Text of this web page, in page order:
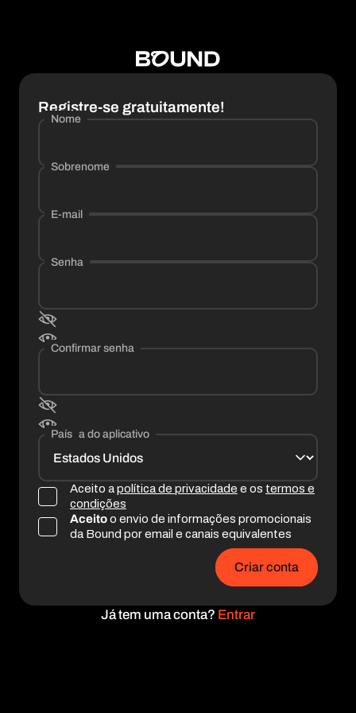
Registre-se gratuitamente!
Nome
Sobrenome
E-mail
Senha
Confirmar senha
Idioma do aplicativo
País
Aceito apolítica de privacidade e os termos e
condições
Aceitoo envio de informações promocionais
da Bound por email e canais equivalentes
Criar conta
Já tem uma conta? Entrar